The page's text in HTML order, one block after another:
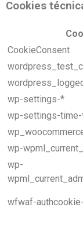
Cookies
CookieConsent
wp-settings-*
wp-settings-
wp-
wp-
wfwaf-